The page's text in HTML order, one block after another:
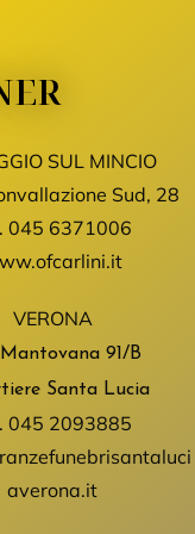
SUL MINCIO
Sud, 28
045 6371006
VERONA
91/B
Santa Lucia
045 2093885
averona.it